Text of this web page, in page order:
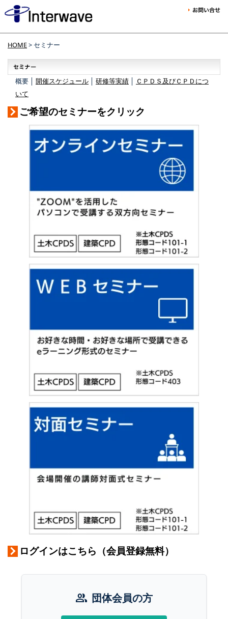
HOME> セミナー
概要 │ 開催スケジュール 研修等実績
ＣＰＤＳ及びＣＰＤにつ
いて
ご希望のセミナーをクリック
ログインはこちら（会員登録無料）
group 団体会員の方